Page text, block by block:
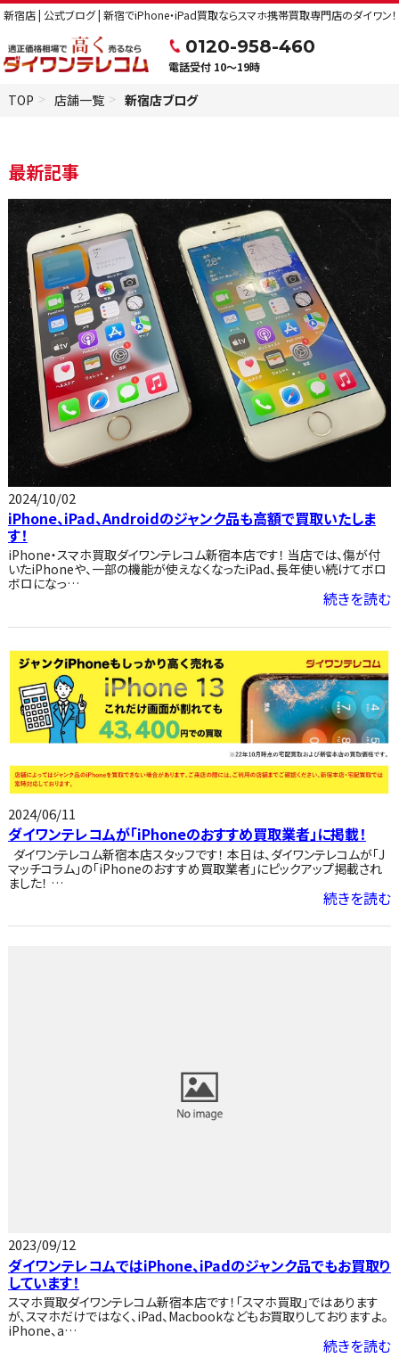
新宿店 | 公式ブログ | 新宿でiPhone・iPad買取ならスマホ携帯買取専門店のダイワン
0120-958-460
電話受付 10～19時
TOP 店舗一覧 新宿店ブログ
最新記事
2024/10/02
iPhone、iPad、Androidのジャンク品も高額で買取いたしま
す！
iPhone・スマホ買取ダイワンテレコム新宿本店です！ 当店では、傷が付
いたiPhoneや、一部の機能が使えなくなったiPad、長年使い続けてボロ
ボロになっ…
続きを読む
2024/06/11
ダイワンテレコムが「iPhoneのおすすめ買取業者」に掲載！
ダイワンテレコム新宿本店スタッフです！ 本日は、ダイワンテレコムが「J
マッチコラム」の「iPhoneのおすすめ買取業者」にピックアップ掲載され
ました！ …
続きを読む
2023/09/12
ダイワンテレコムではiPhone、iPadのジャンク品でもお買取り
しています！
スマホ買取ダイワンテレコム新宿本店です！「スマホ買取」ではあります
が、スマホだけではなく、iPad、Macbookなどもお買取りしておりますよ。
iPhone、a…
続きを読む